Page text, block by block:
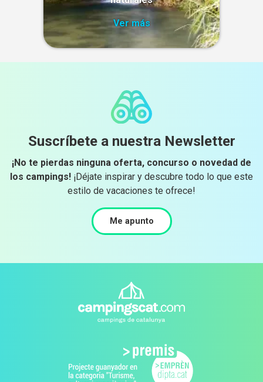
Ver más
Suscríbete a nuestra Newsletter
¡No te pierdas ninguna oferta, concurso o novedad de
los campings! ¡Déjate inspirar y descubre todo lo que este
estilo de vacaciones te ofrece!
Me apunto